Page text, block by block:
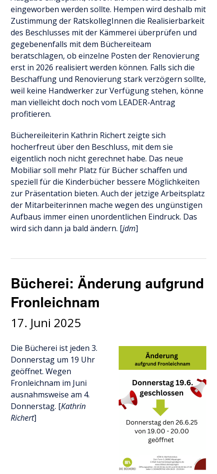
eingeworben werden sollte. Hempen wird deshalb mit
Zustimmung der RatskollegInnen die Realisierbarkeit
des Beschlusses mit der Kämmerei überprüfen und
gegebenenfalls mit dem Büchereiteam
beratschlagen, ob einzelne Posten der Renovierung
erst in 2026 realisiert werden können. Falls sich die
Beschaffung und Renovierung stark verzögern sollte,
weil keine Handwerker zur Verfügung stehen, könne
man vielleicht doch noch vom LEADER-Antrag
profitieren.
Büchereileiterin Kathrin Richert zeigte sich
hocherfreut über den Beschluss, mit dem sie
eigentlich noch nicht gerechnet habe. Das neue
Mobiliar soll mehr Platz für Bücher schaffen und
speziell für die Kinderbücher bessere Möglichkeiten
zur Präsentation bieten. Auch der jetzige Arbeitsplatz
der Mitarbeiterinnen mache wegen des ungünstigen
Aufbaus immer einen unordentlichen Eindruck. Das
wird sich dann ja bald ändern. [jdm]
Bücherei: Änderung aufgrund
Fronleichnam
17. Juni 2025
Die Bücherei ist jeden 3.
Donnerstag um 19 Uhr
geöffnet. Wegen
Fronleichnam im Juni
ausnahmsweise am 4.
Donnerstag. [Kathrin
Richert]